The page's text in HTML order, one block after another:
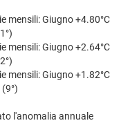
mensili: Giugno +4.80°C
mensili: Giugno +2.64°C
mensili: Giugno +1.82°C
l'anomalia annuale